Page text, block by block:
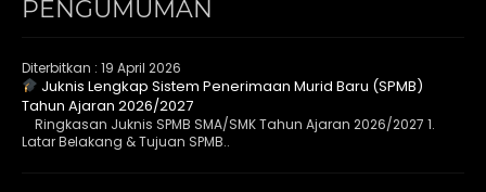
PENGUMUMAN
Diterbitkan : 19 April 2026
Juknis Lengkap Sistem Penerimaan Murid Baru (SPMB)
Tahun Ajaran 2026/2027
Ringkasan Juknis SPMB SMA/SMK Tahun Ajaran 2026/2027 1.
Latar Belakang & Tujuan SPMB..